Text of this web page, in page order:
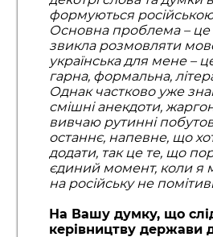
формуються
Основна проблема – це
звикла розмовляти
українська для мене –
гарна, формальна,
Однак частково уже
смішні анекдоти,
вивчаю рутинні
останнє, напевне, що
додати, так це те, що
єдиний момент, коли я
на російську не
На Вашу думку, що
керівництву держави